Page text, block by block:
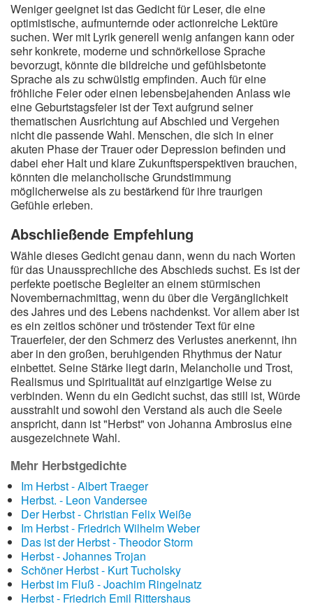
Weniger geeignet ist das Gedicht für Leser, die eine
optimistische, aufmunternde oder actionreiche Lektüre
suchen. Wer mit Lyrik generell wenig anfangen kann oder
sehr konkrete, moderne und schnörkellose Sprache
bevorzugt, könnte die bildreiche und gefühlsbetonte
Sprache als zu schwülstig empfinden. Auch für eine
fröhliche Feier oder einen lebensbejahenden Anlass wie
eine Geburtstagsfeier ist der Text aufgrund seiner
thematischen Ausrichtung auf Abschied und Vergehen
nicht die passende Wahl. Menschen, die sich in einer
akuten Phase der Trauer oder Depression befinden und
dabei eher Halt und klare Zukunftsperspektiven brauchen,
könnten die melancholische Grundstimmung
möglicherweise als zu bestärkend für ihre traurigen
Gefühle erleben.
Abschließende Empfehlung
Wähle dieses Gedicht genau dann, wenn du nach Worten
für das Unaussprechliche des Abschieds suchst. Es ist der
perfekte poetische Begleiter an einem stürmischen
Novembernachmittag, wenn du über die Vergänglichkeit
des Jahres und des Lebens nachdenkst. Vor allem aber ist
es ein zeitlos schöner und tröstender Text für eine
Trauerfeier, der den Schmerz des Verlustes anerkennt, ihn
aber in den großen, beruhigenden Rhythmus der Natur
einbettet. Seine Stärke liegt darin, Melancholie und Trost,
Realismus und Spiritualität auf einzigartige Weise zu
verbinden. Wenn du ein Gedicht suchst, das still ist, Würde
ausstrahlt und sowohl den Verstand als auch die Seele
anspricht, dann ist "Herbst" von Johanna Ambrosius eine
ausgezeichnete Wahl.
Mehr Herbstgedichte
Im Herbst - Albert Traeger
Herbst. - Leon Vandersee
Der Herbst - Christian Felix Weiße
Im Herbst - Friedrich Wilhelm Weber
Das ist der Herbst - Theodor Storm
Herbst - Johannes Trojan
Schöner Herbst - Kurt Tucholsky
Herbst im Fluß - Joachim Ringelnatz
Herbst - Friedrich Emil Rittershaus